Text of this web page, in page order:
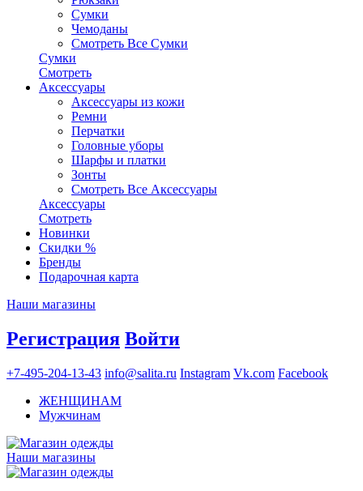
Сумки
Чемоданы
Смотреть Все Сумки
Сумки
Смотреть
Аксессуары
Аксессуары из кожи
Ремни
Перчатки
Головные уборы
Шарфы и платки
Зонты
Смотреть Все Аксессуары
Аксессуары
Смотреть
Новинки
Скидки %
Бренды
Подарочная карта
Наши магазины
Регистрация Войти
+7-495-204-13-43 info@salita.ru Instagram Vk.com Facebook
ЖЕНЩИНАМ
Мужчинам
Наши магазины